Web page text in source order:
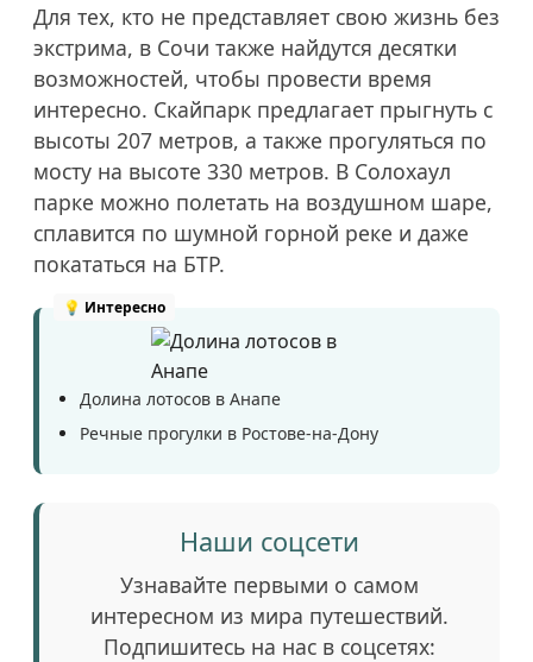
Для тех, кто не представляет свою жизнь без
экстрима, в Сочи также найдутся десятки
возможностей, чтобы провести время
интересно. Скайпарк предлагает прыгнуть с
высоты 207 метров, а также прогуляться по
мосту на высоте 330 метров. В Солохаул
парке можно полетать на воздушном шаре,
сплавится по шумной горной реке и даже
покататься на БТР.
Долина лотосов в Анапе
Речные прогулки в Ростове-на-Дону
Наши соцсети
Узнавайте первыми о самом
интересном из мира путешествий.
Подпишитесь на нас в соцсетях: